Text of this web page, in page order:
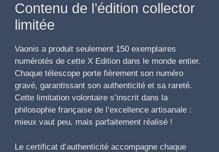
Contenu de l’édition collector
limitée
Vaonis a produit seulement 150 exemplaires
numérotés de cette X Edition dans le monde entier.
Chaque télescope porte fièrement son numéro
gravé, garantissant son authenticité et sa rareté.
Cette limitation volontaire s’inscrit dans la
philosophie française de l’excellence artisanale :
mieux vaut peu, mais parfaitement réalisé !
Le certificat d’authenticité accompagne chaque